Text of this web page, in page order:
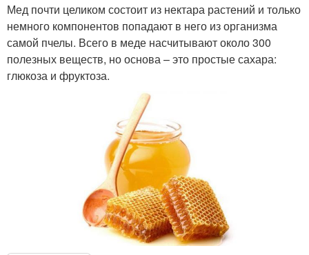
Мед почти целиком состоит из нектара растений и только
немного компонентов попадают в него из организма
самой пчелы. Всего в меде насчитывают около 300
полезных веществ, но основа – это простые сахара:
глюкоза и фруктоза.